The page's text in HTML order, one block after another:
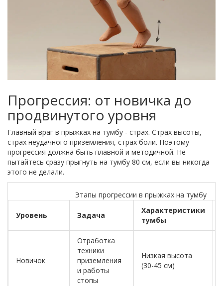
Прогрессия: от новичка до
продвинутого уровня
Главный враг в прыжках на тумбу - страх. Страх высоты,
страх неудачного приземления, страх боли. Поэтому
прогрессия должна быть плавной и методичной. Не
пытайтесь сразу прыгнуть на тумбу 80 см, если вы никогда
этого не делали.
Этапы прогрессии в прыжках на тумбу
Уровень Задача
Характеристики
тумбы
Новичок
Отработка
техники
приземления
и работы
стопы
Низкая высота
(30-45 см)